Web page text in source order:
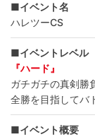
■イベント名
ハレツーCS
■イベントレベル
『ハード』
ガチガチの真剣勝
全勝を目指してバ
■イベント概要